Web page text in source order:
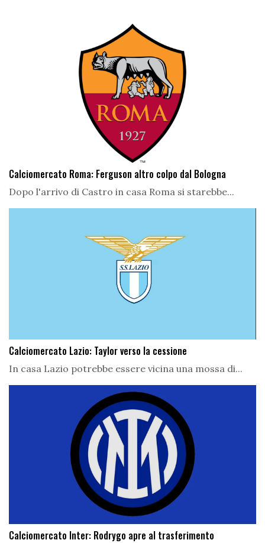
Calciomercato Roma: Ferguson altro colpo dal Bologna
Dopo l'arrivo di Castro in casa Roma si starebbe...
Calciomercato Lazio: Taylor verso la cessione
In casa Lazio potrebbe essere vicina una mossa di...
Calciomercato Inter: Rodrygo apre al trasferimento